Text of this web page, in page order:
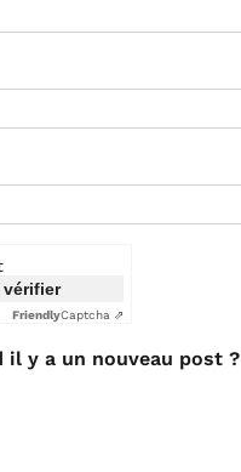
FriendlyCaptcha ⇗
il y a un nouveau post ?